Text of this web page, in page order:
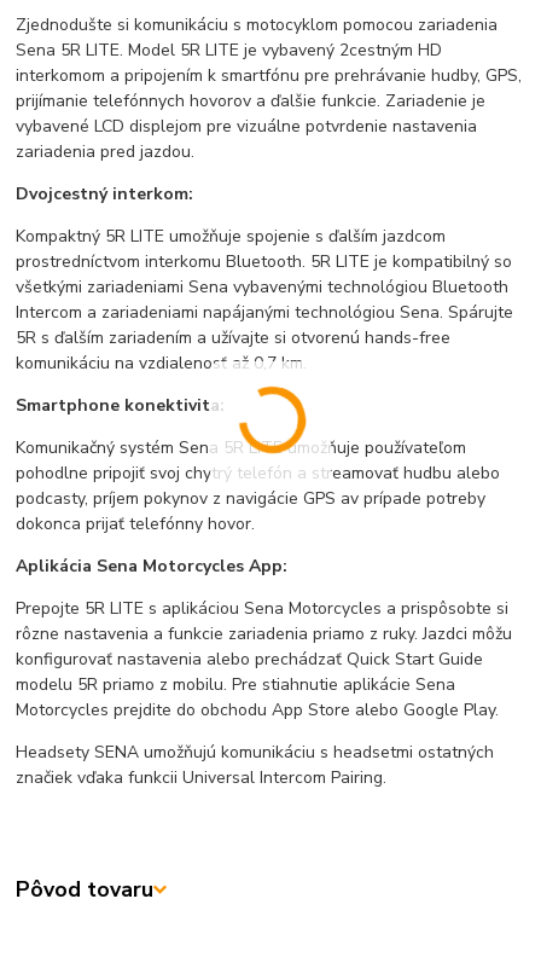
Zjednodušte si komunikáciu s motocyklom pomocou zariadenia
Sena 5R LITE.Model 5R LITE je vybavený 2cestným HD
interkomom a pripojením k smartfónu pre prehrávanie hudby, GPS,
prijímanie telefónnych hovorov a ďalšie funkcie. Zariadenie je
vybavené LCD displejom pre vizuálne potvrdenie nastavenia
zariadenia pred jazdou.
Dvojcestný interkom:
Kompaktný 5R LITE umožňuje spojenie s ďalším jazdcom
prostredníctvom interkomu Bluetooth. 5R LITE je kompatibilný so
všetkými zariadeniami Sena vybavenými technológiou Bluetooth
Intercom a zariadeniami napájanými technológiou Sena. Spárujte
5R s ďalším zariadením a užívajte si otvorenú hands-free
komunikáciu na vzdialenosť až 0,7 km.
Smartphone konektivita:
Komunikačný systém Sena 5R LITE umožňuje používateľom
pohodlne pripojiť svoj chytrý telefón a streamovať hudbu alebo
podcasty, príjem pokynov z navigácie GPS av prípade potreby
dokonca prijať telefónny hovor.
Aplikácia Sena Motorcycles App:
Prepojte 5R LITE s aplikáciou Sena Motorcycles a prispôsobte si
rôzne nastavenia a funkcie zariadenia priamo z ruky. Jazdci môžu
konfigurovať nastavenia alebo prechádzať Quick Start Guide
modelu 5R priamo z mobilu. Pre stiahnutie aplikácie Sena
Motorcycles prejdite do obchodu App Store alebo Google Play.
Headsety SENA umožňujú komunikáciu s headsetmi ostatných
značiek vďaka funkcii Universal Intercom Pairing.
Pôvod tovaru